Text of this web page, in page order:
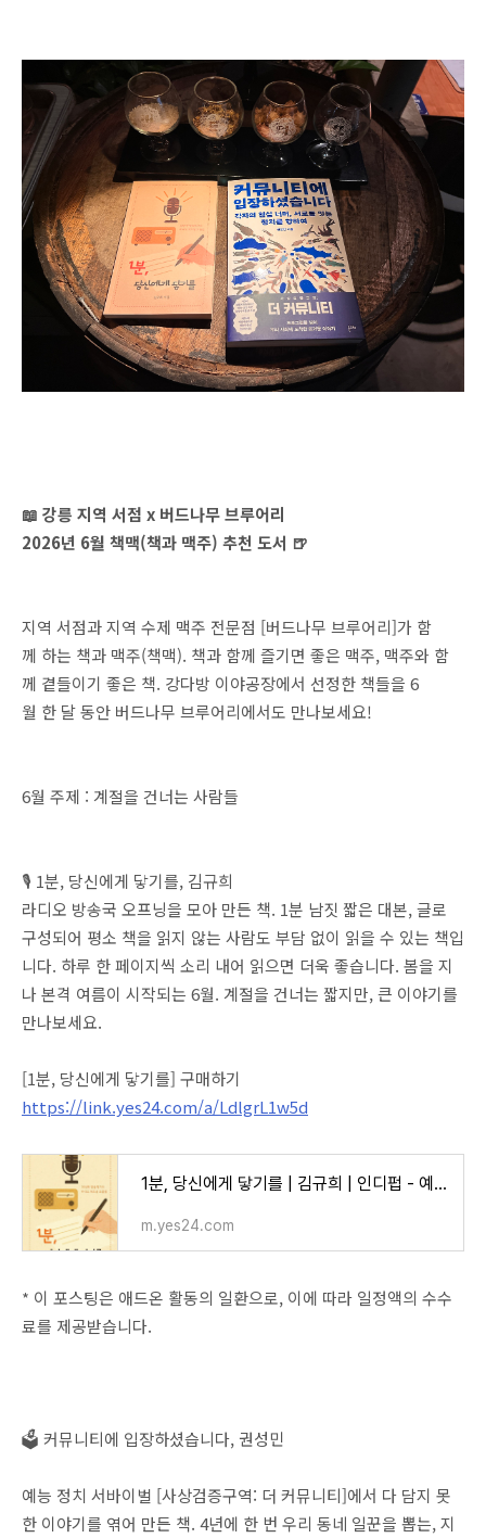
📖 강릉 지역 서점 x 버드나무 브루어리
2026년 6월 책맥(책과 맥주) 추천 도서 🍺
지역 서점과 지역 수제 맥주 전문점 [버드나무 브루어리]가 함
께 하는 책과 맥주(책맥). 책과 함께 즐기면 좋은 맥주, 맥주와 함
께 곁들이기 좋은 책. 강다방 이야공장에서 선정한 책들을 6
월 한 달 동안 버드나무 브루어리에서도 만나보세요!
6월 주제 : 계절을 건너는 사람들
🎙️ 1분, 당신에게 닿기를, 김규희
라디오 방송국 오프닝을 모아 만든 책. 1분 남짓 짧은 대본, 글로
구성되어 평소 책을 읽지 않는 사람도 부담 없이 읽을 수 있는 책입
니다. 하루 한 페이지씩 소리 내어 읽으면 더욱 좋습니다. 봄을 지
나 본격 여름이 시작되는 6월. 계절을 건너는 짧지만, 큰 이야기를
만나보세요.
[1분, 당신에게 닿기를] 구매하기
https://link.yes24.com/a/LdlgrL1w5d
1분, 당신에게 닿기를 | 김규희 | 인디펍 - 예스24
m.yes24.com
* 이 포스팅은 애드온 활동의 일환으로, 이에 따라 일정액의 수수
료를 제공받습니다.
🗳️ 커뮤니티에 입장하셨습니다, 권성민
예능 정치 서바이벌 [사상검증구역: 더 커뮤니티]에서 다 담지 못
한 이야기를 엮어 만든 책. 4년에 한 번 우리 동네 일꾼을 뽑는, 지